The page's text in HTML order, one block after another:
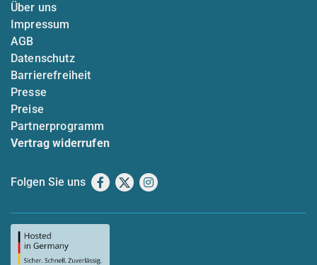
Über uns
Impressum
AGB
Datenschutz
Barrierefreiheit
Presse
Preise
Partnerprogramm
Vertrag widerrufen
Folgen Sie uns Facebook
X Instagram